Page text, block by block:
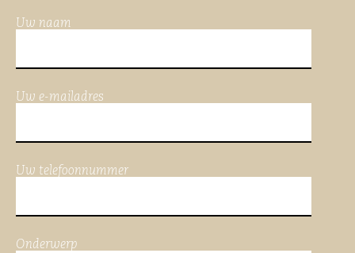
Uw naam
Uw e-mailadres
Uw telefoonnummer
Onderwerp